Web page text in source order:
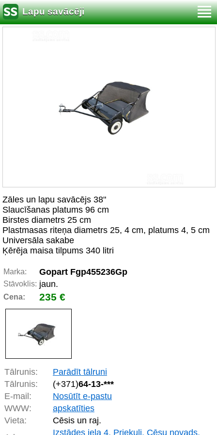
Lapu savācēji
Zāles un lapu savācējs 38"
Slaucīšanas platums 96 cm
Birstes diametrs 25 cm
Plastmasas riteņa diametrs 25, 4 cm, platums 4, 5 cm
Universāla sakabe
Ķērēja maisa tilpums 340 litri
Marka: Gopart Fgp455236Gp
Stāvoklis: jaun.
Cena: 235 €
Tālrunis:
Parādīt tālruni
Tālrunis:
(+371)64-13-***
E-mail:
Nosūtīt e-pastu
WWW:
apskatīties
Vieta:
Cēsis un raj.
Izstādes iela 4, Priekuļi, Cēsu novads,